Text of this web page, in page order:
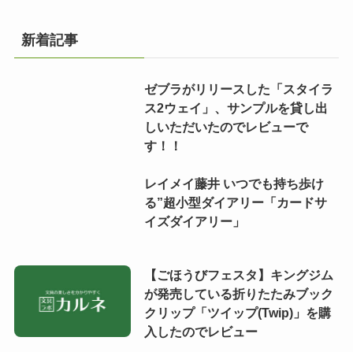
新着記事
ゼブラがリリースした「スタイラ
ス2ウェイ」、サンプルを貸し出
しいただいたのでレビューで
す！！
レイメイ藤井 いつでも持ち歩け
る”超小型ダイアリー「カードサ
イズダイアリー」
【ごほうびフェスタ】キングジム
が発売している折りたたみブック
クリップ「ツイップ(Twip)」を購
入したのでレビュー